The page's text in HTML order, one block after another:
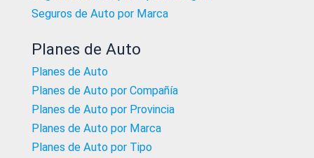
Seguros de Auto por Marca
Planes de Auto
Planes de Auto
Planes de Auto por Compañía
Planes de Auto por Provincia
Planes de Auto por Marca
Planes de Auto por Tipo